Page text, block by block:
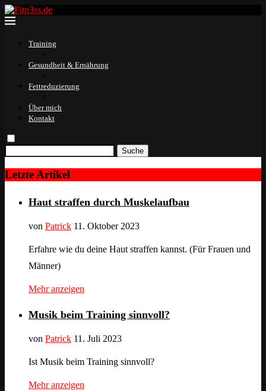
Training
Gesundheit & Ernährung
Fettreduzierung
Über mich
Kontakt
Suche
Letzte Artikel
Haut straffen durch Muskelaufbau
von Patrick 11. Oktober 2023
Erfahre wie du deine Haut straffen kannst. (Für Frauen und
Männer)
Mehr anzeigen
Musik beim Training sinnvoll?
von Patrick 11. Juli 2023
Ist Musik beim Training sinnvoll?
Mehr anzeigen